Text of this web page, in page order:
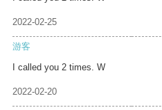
2022-02-25
游客
I called you 2 times. W
2022-02-20